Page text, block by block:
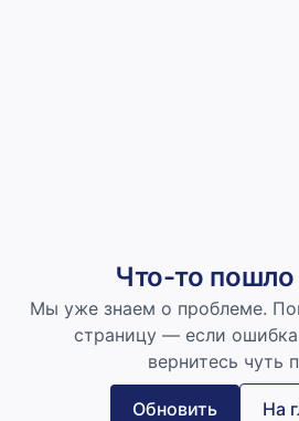
Что-то пошло
Мы уже знаем о проблеме.
страницу — если ошибка
вернитесь чуть
Обновить На